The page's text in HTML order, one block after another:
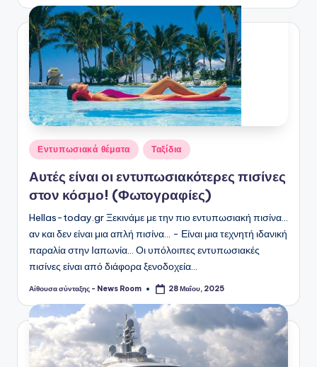
Αναρτήθηκε
σε
Εντυπωσιακά θέματα Ταξίδια
Αυτές είναι οι εντυπωσιακότερες πισίνες
στον κόσμο! (Φωτογραφίες)
Hellas-today.gr Ξεκινάμε με την πιο εντυπωσιακή πισίνα...
αν και δεν είναι μια απλή πισίνα... - Είναι μια τεχνητή ιδανική
παραλία στην Ιαπωνία... Οι υπόλοιπες εντυπωσιακές
πισίνες είναι από διάφορα ξενοδοχεία…
Συγγραφέας:
Αίθουσα σύνταξης - News Room 28 Μαΐου, 2025